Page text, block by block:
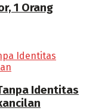
1 Orang
Identitas